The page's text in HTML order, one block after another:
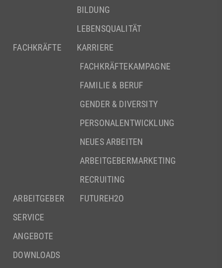
FACHKRÄFTE
BILDUNG
LEBENSQUALITÄT
KARRIERE
ARBEITGEBER
FACHKRÄFTEKAMPAGNE
FAMILIE & BERUF
GENDER & DIVERSITY
PERSONALENTWICKLUNG
NEUES ARBEITEN
ARBEITGEBERMARKETING
RECRUITING
FUTUREH2O
SERVICE
ANGEBOTE
DOWNLOADS